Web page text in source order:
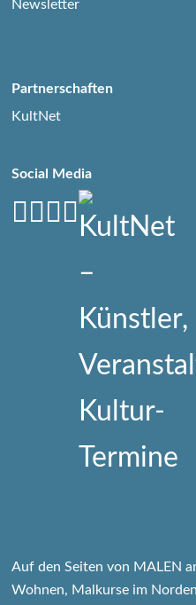
Newsletter
Partnerschaften
KultNet
Social Media
Auf den Seiten von MALEN
Wohnen, Malkurse im